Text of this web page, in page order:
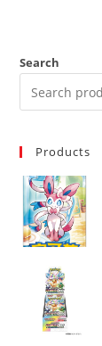
Search
Products